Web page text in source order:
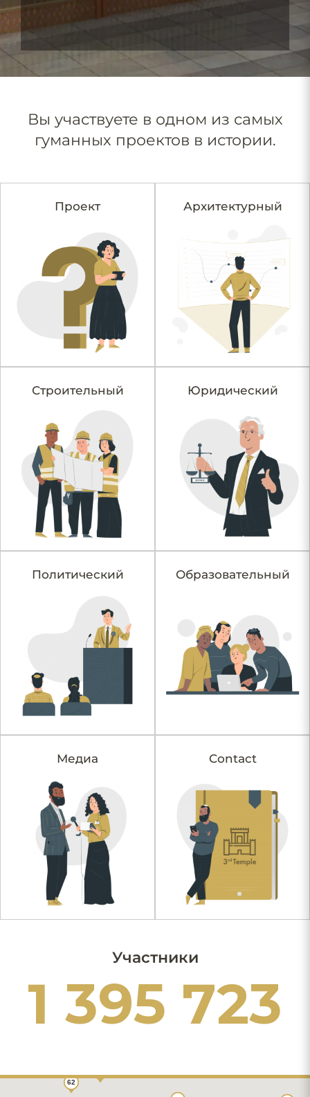
Вы участвуете в одном из самых
гуманных проектов в истории.
Проект Архитектурный
Строительный Юридический
Политический Образовательный
Медиа Contact
Участники